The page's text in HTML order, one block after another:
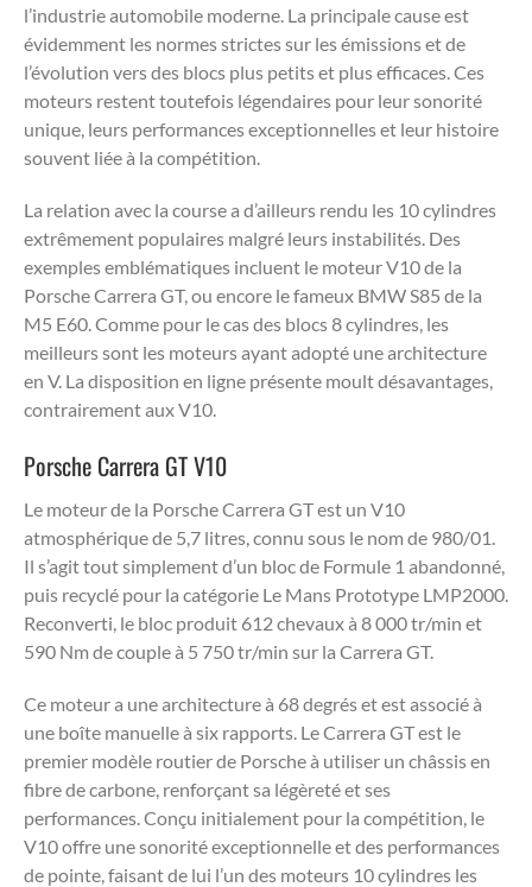
l’industrie automobile moderne. La principale cause est
évidemment les normes strictes sur les émissions et de
l’évolution vers des blocs plus petits et plus efficaces. Ces
moteurs restent toutefois légendaires pour leur sonorité
unique, leurs performances exceptionnelles et leur histoire
souvent liée à la compétition.
La relation avec la course a d’ailleurs rendu les 10 cylindres
extrêmement populaires malgré leurs instabilités. Des
exemples emblématiques incluent le moteur V10 de la
Porsche Carrera GT, ou encore le fameux BMW S85 de la
M5 E60. Comme pour le cas des blocs 8 cylindres, les
meilleurs sont les moteurs ayant adopté une architecture
en V. La disposition en ligne présente moult désavantages,
contrairement aux V10.
Porsche Carrera GT V10
Le moteur de la Porsche Carrera GT est un V10
atmosphérique de 5,7 litres, connu sous le nom de 980/01.
Il s’agit tout simplement d’un bloc de Formule 1 abandonné,
puis recyclé pour la catégorie Le Mans Prototype LMP2000.
Reconverti, le bloc produit 612 chevaux à 8 000 tr/min et
590 Nm de couple à 5 750 tr/min sur la Carrera GT.
Ce moteur a une architecture à 68 degrés et est associé à
une boîte manuelle à six rapports. Le Carrera GT est le
premier modèle routier de Porsche à utiliser un châssis en
fibre de carbone, renforçant sa légèreté et ses
performances. Conçu initialement pour la compétition, le
V10 offre une sonorité exceptionnelle et des performances
de pointe, faisant de lui l’un des moteurs 10 cylindres les